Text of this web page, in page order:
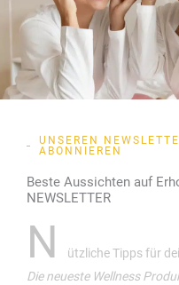
UNSEREN
ABONNIEREN
Beste Aussichten auf
NEWSLETTER
N
ützliche Tipps für
Die neueste Wellness